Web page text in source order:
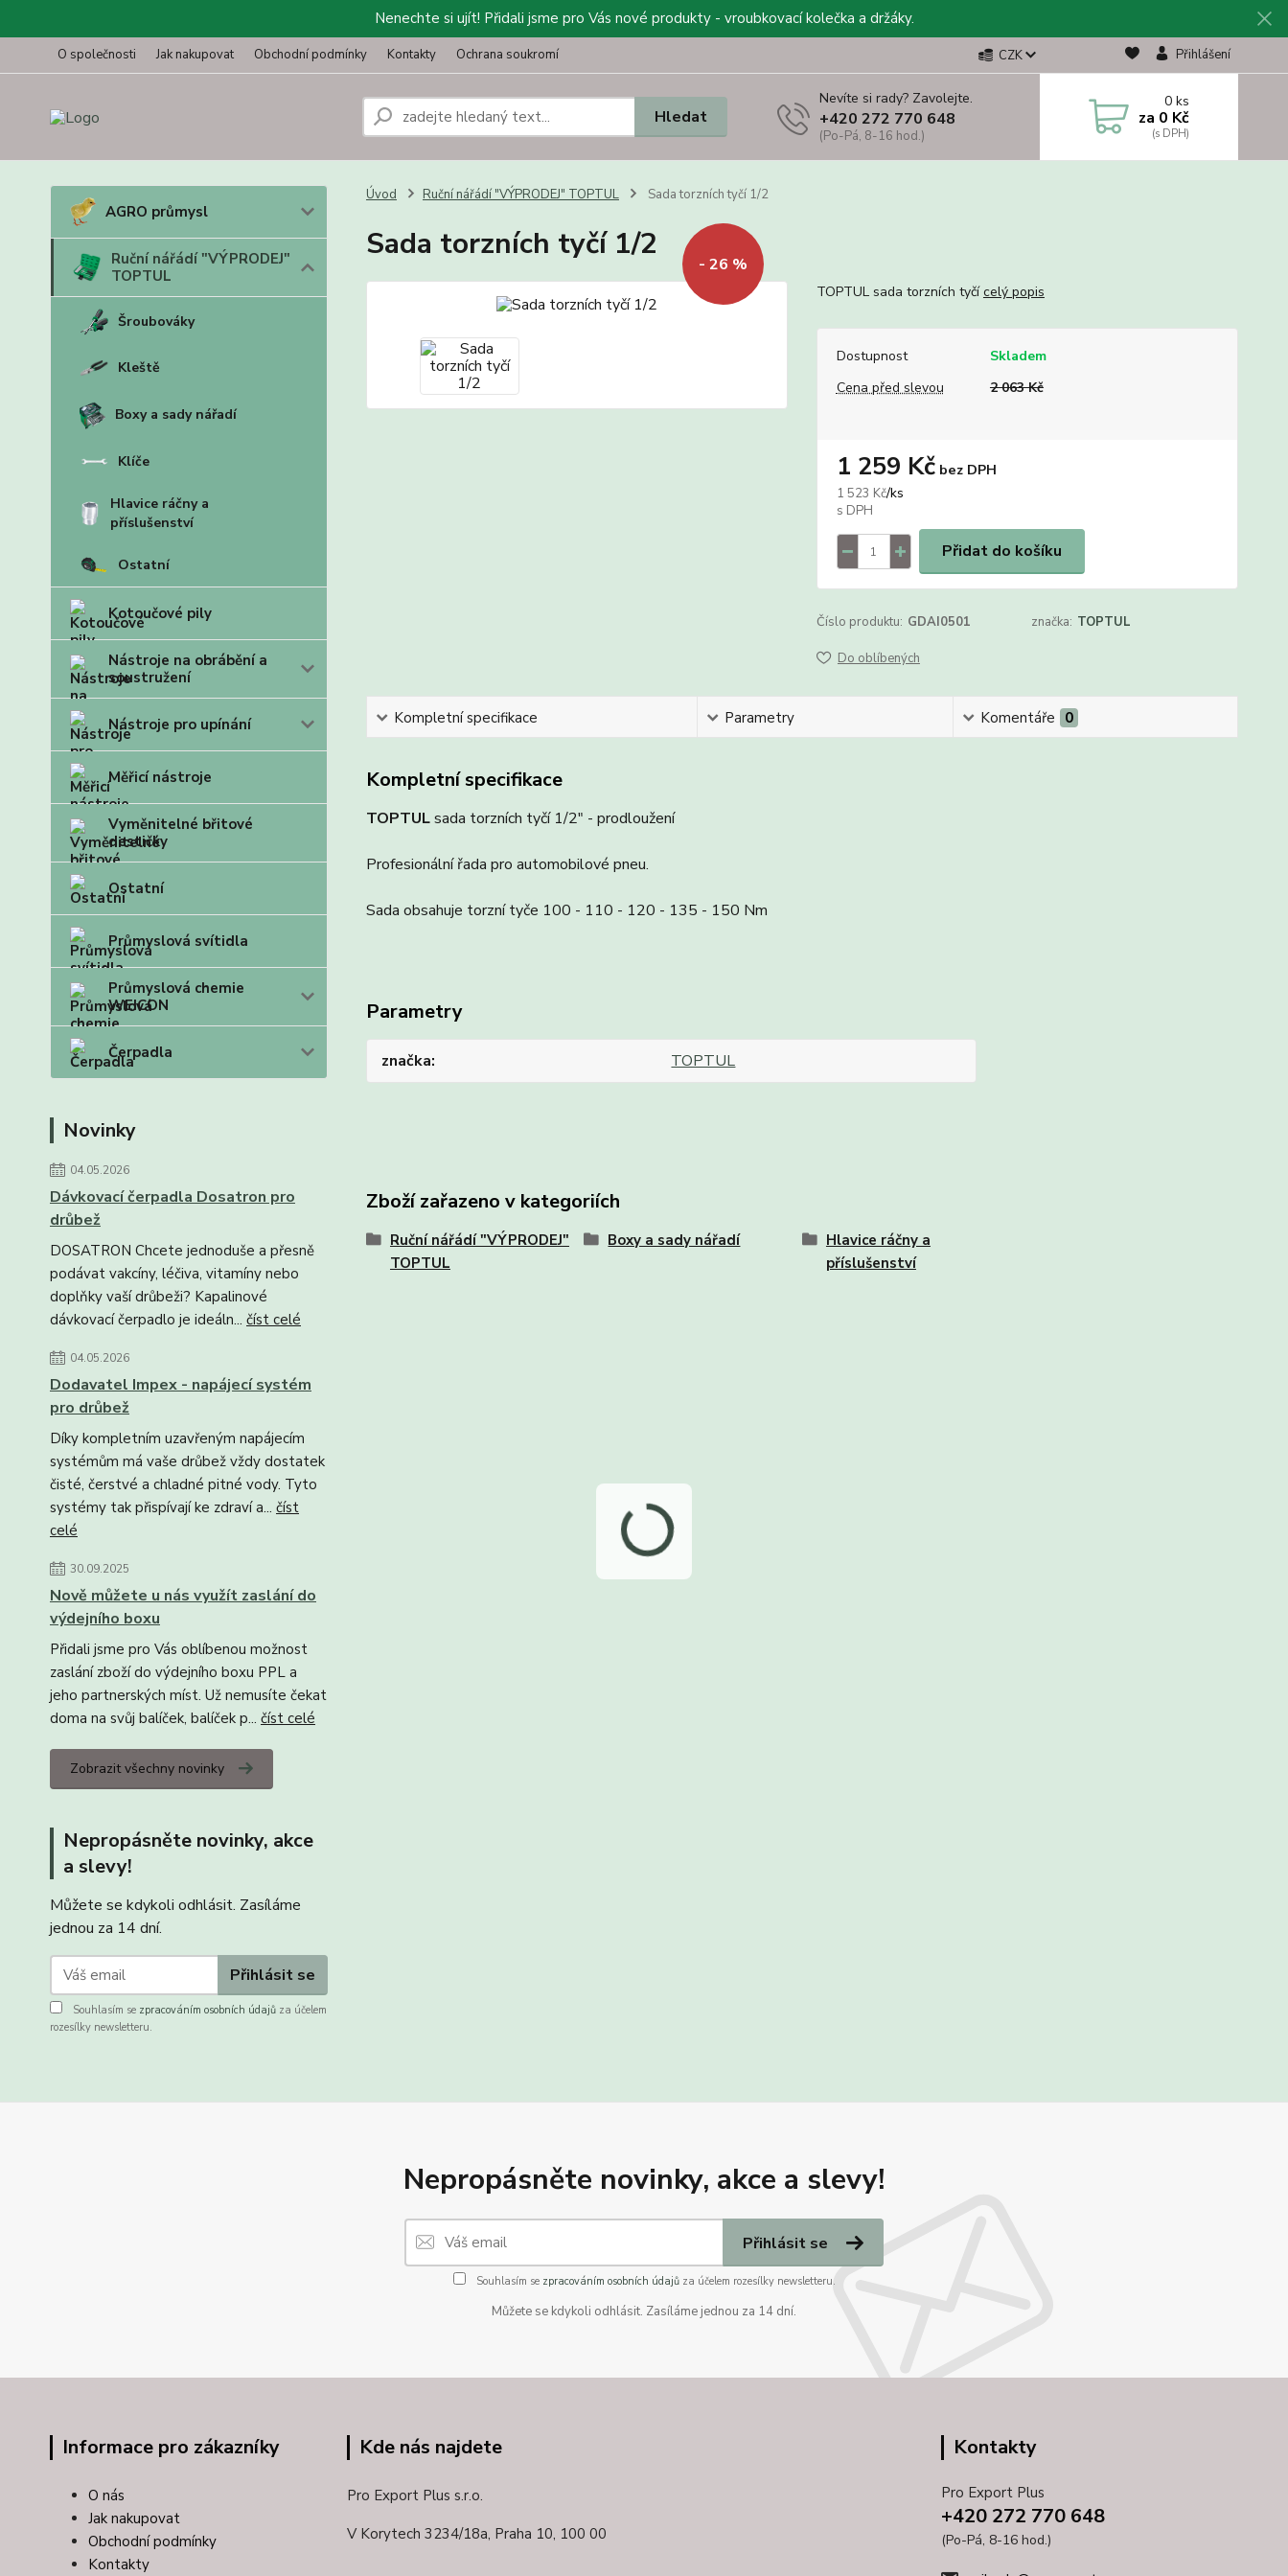
Nenechte si ujít! Přidali jsme pro Vás nové produkty - vroubkovací kolečka a držáky.
O společnosti Jak nakupovat Obchodní podmínky Kontakty Ochrana soukromí CZK Přihlášení
Hledat
Nevíte si rady? Zavolejte.
+420 272 770 648
(Po-Pá, 8-16 hod.)
0ks
za 0 Kč
AGRO průmysl
Ruční nářádí "VÝPRODEJ"
TOPTUL
Šroubováky
Kleště
Boxy a sady nářadí
Klíče
Hlavice ráčny a
příslušenství
Ostatní
Kotoučové pily
Nástroje na obrábění a
soustružení
Nástroje pro upínání
Měřicí nástroje
Vyměnitelné břitové
destičky
Ostatní
Průmyslová svítidla
Průmyslová chemie
WEICON
Čerpadla
Novinky
04.05.2026
Dávkovací čerpadla Dosatron pro
drůbež
DOSATRON Chcete jednoduše a přesně
podávat vakcíny, léčiva, vitamíny nebo
doplňky vaší drůbeži? Kapalinové
dávkovací čerpadlo je ideáln... číst celé
04.05.2026
Dodavatel Impex - napájecí systém
pro drůbež
Díky kompletním uzavřeným napájecím
systémům má vaše drůbež vždy dostatek
čisté, čerstvé a chladné pitné vody. Tyto
systémy tak přispívají ke zdraví a... číst
celé
30.09.2025
Nově můžete u nás využít zaslání do
výdejního boxu
Přidali jsme pro Vás oblíbenou možnost
zaslání zboží do výdejního boxu PPL a
jeho partnerských míst. Už nemusíte čekat
doma na svůj balíček, balíček p... číst celé
Zobrazit všechny novinky
Nepropásněte novinky, akce
a slevy!
Můžete se kdykoli odhlásit. Zasíláme
jednou za 14 dní.
Přihlásit se
Souhlasím se zpracováním osobních údajů za účelem
rozesílky newsletteru.
Úvod Ruční nářádí "VÝPRODEJ" TOPTUL Sada torzních tyčí 1/2
Sada torzních tyčí 1/2
- 26 %
TOPTUL sada torzních tyčícelý popis
Dostupnost
Skladem
Cena před slevou
2 063 Kč
1 523 Kč/ks
1 259 Kč bez DPH
Přidat do košíku
Číslo produktu: GDAI0501 značka: TOPTUL
Do oblíbených
Kompletní specifikace Parametry Komentáře 0
Kompletní specifikace
TOPTULsada torzních tyčí 1/2" - prodloužení
Profesionální řada pro automobilové pneu.
Sada obsahuje torzní tyče 100 - 110 - 120 - 135 - 150 Nm
Parametry
značka TOPTUL
Zboží zařazeno v kategoriích
Ruční nářádí "VÝPRODEJ"
TOPTUL
Boxy a sady nářadí
Hlavice ráčny a
příslušenství
Nepropásněte novinky, akce a slevy!
Přihlásit se
Souhlasím se zpracováním osobních údajůza účelem rozesílky newsletteru.
Můžete se kdykoli odhlásit. Zasíláme jednou za 14 dní.
Informace pro zákazníky
O nás
Jak nakupovat
Obchodní podmínky
Kontakty
Kde nás najdete
Pro Export Plus s.r.o.
V Korytech 3234/18a, Praha 10, 100 00
Kontakty
Pro Export Plus
+420 272 770 648
(Po-Pá, 8-16 hod.)